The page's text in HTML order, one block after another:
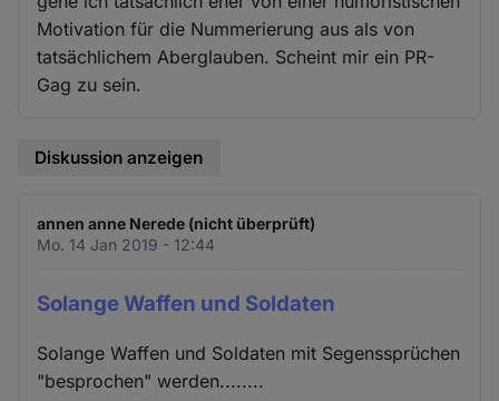
Motivation für die Nummerierung aus als von
tatsächlichem Aberglauben. Scheint mir ein PR-
Gag zu sein.
Diskussion anzeigen
annen anne Nerede (nicht überprüft)
Mo. 14 Jan 2019 - 12:44
Solange Waffen und Soldaten
Solange Waffen und Soldaten mit Segenssprüchen
"besprochen" werden........